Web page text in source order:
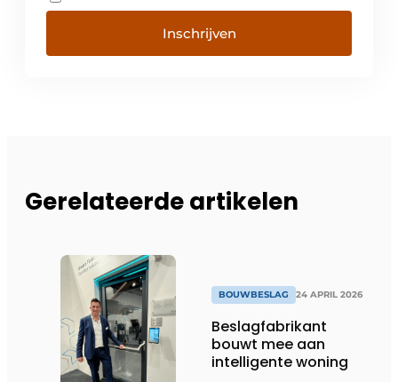
Inschrijven
Gerelateerde artikelen
BOUWBESLAG 24 APRIL 2026
Beslagfabrikant
bouwt mee aan
intelligente woning